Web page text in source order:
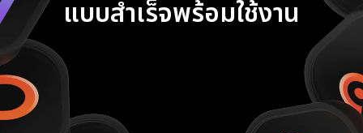
แบบสำเร็จพร้อมใช้งาน